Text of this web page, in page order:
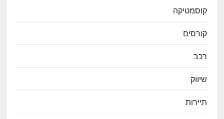
קוסמטיקה
קורסים
רכב
שיווק
תיירות